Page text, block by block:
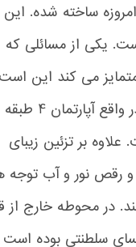
ساخته شده. این
یکی از مسائلی که
می کند این است
که به صورت آپارتمانی ساخته شده ، در واقع آپارتمان 4 طبقه ای
بر تزئین زیبای
رقص نور و آب توجه همه
محوطه خارج از قصر
سلطنتی بوده است که